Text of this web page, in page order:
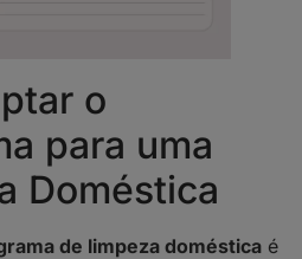
o
para uma
Doméstica
de limpeza doméstica é